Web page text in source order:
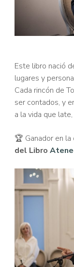
Este libro nació
lugares y
Cada rincón de
ser contados, y
a la vida que
🏆 Ganador en
del Libro